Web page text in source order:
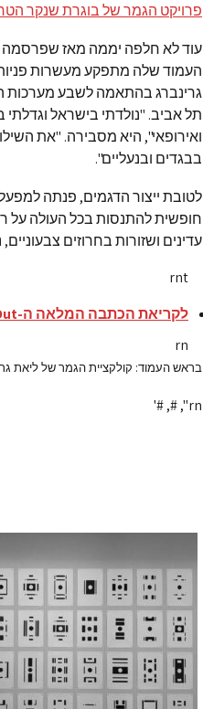
פרויקט הגמר של בוגרת שנקר
עוד לא חלפה יממה מאז שפרסמה
העמוד שלה מתפקע מעשרות
גרינברג בהתאמה לשבע מערכות
תל אביב. "נולדתי בישראל
ואירופאי", היא מסבירה. "את
בבגדים ובנעליים".
לטובת ייצור הדגמים, פנתה
חופשית להתנסות בכל העולה על
עדינים ושזורות בחרוזים
rnt
לקריאת הכתבה המלאה ה-TimeOut לחצו כאן!
rn
בראש העמוד: קולקציית הגמר של ליאת
rn", #, #'